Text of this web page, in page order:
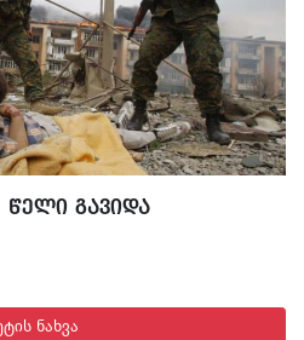
ᲬᲔᲚᲘ ᲒᲐᲕᲘᲓᲐ
ნახვა